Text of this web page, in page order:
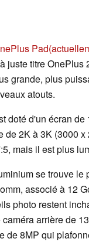
Pad
juste titre OnePlus
grande, plus
atouts.
doté d'un écran
de 2K à 3K (3000
mais il est plus
se trouve le
associé à 12
photo restent
arrière de
de 8MP qui